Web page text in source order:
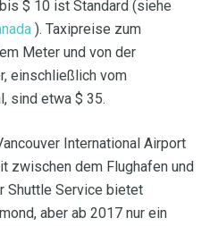
$ 10 ist Standard (siehe
). Taxipreise zum
Meter und von der
einschließlich vom
sind etwa $ 35.
International Airport
zwischen dem Flughafen und
Shuttle Service bietet
aber ab 2017 nur ein